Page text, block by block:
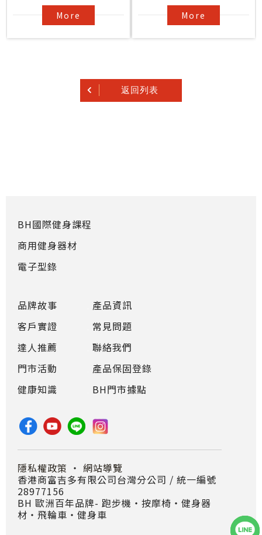
More More
返回列表
品牌故事
客戶實證
達人推薦
門市活動
健康知識
產品資訊
常見問題
聯絡我們
產品保固登錄
BH門市據點
BH國際健身課程
商用健身器材
電子型錄
隱私權政策 ・ 網站導覽
香港商富吉多有限公司台灣分公司 / 統一編號
28977156
BH 歐洲百年品牌- 跑步機‧按摩椅‧健身器
材‧飛輪車‧健身車